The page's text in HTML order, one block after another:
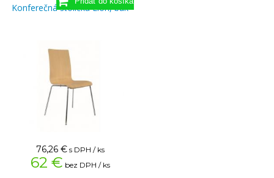
Konferečná stolička Lion, buk
76,26 € s DPH / ks
62 € bez DPH / ks